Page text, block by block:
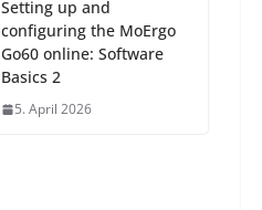
Setting up and
configuring the MoErgo
Go60 online: Software
Basics 2
5. April 2026